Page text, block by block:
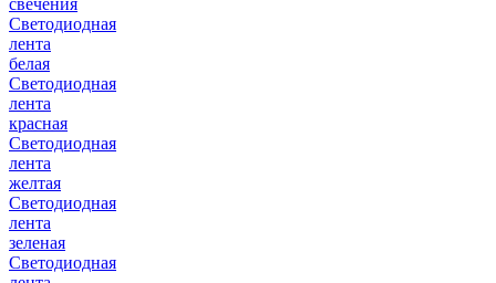
свечения
Светодиодная
лента
белая
Светодиодная
лента
красная
Светодиодная
лента
желтая
Светодиодная
лента
зеленая
Светодиодная